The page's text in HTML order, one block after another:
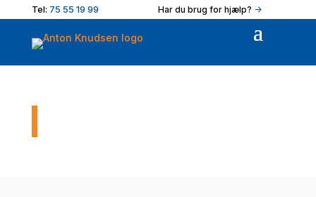
Tel: 75 55 19 99 Har du brug for hjælp? ->